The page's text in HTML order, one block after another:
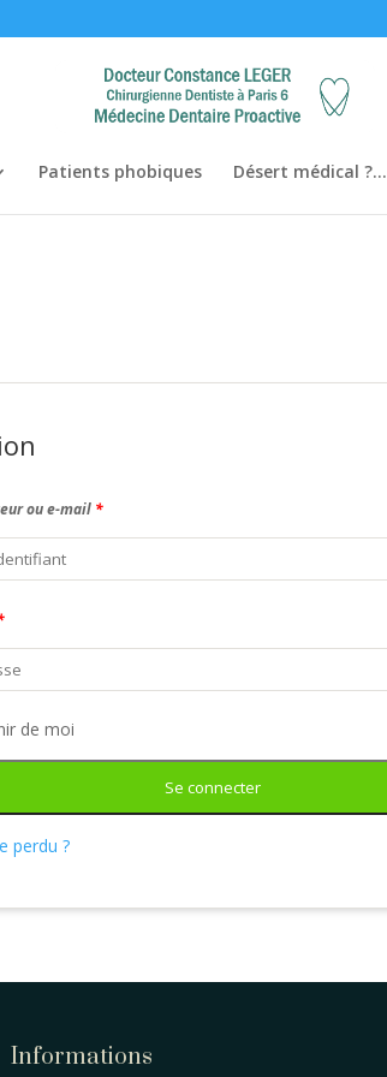
Patients phobiques Désert médical ?…
ou e-mail *
de moi
Se connecter
perdu ?
Informations